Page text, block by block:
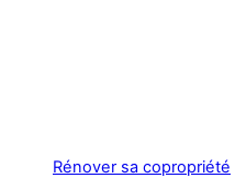
Rénover sa copropriété